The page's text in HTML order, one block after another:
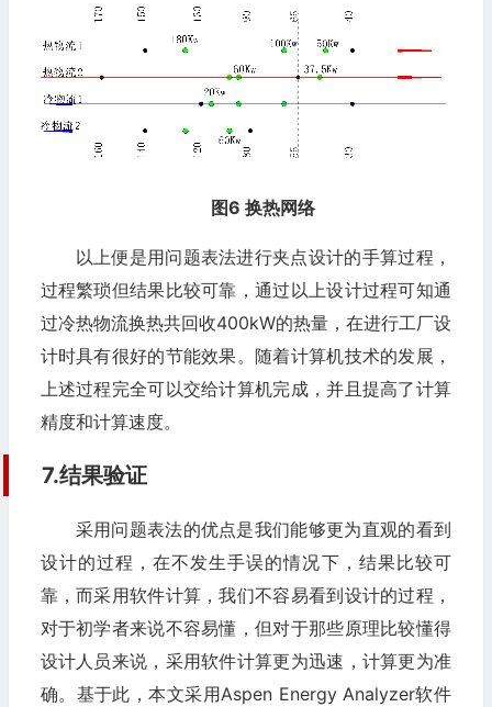
图6 换热网络
以上便是用问题表法进行夹点设计的手算过程，
过程繁琐但结果比较可靠，通过以上设计过程可知通
过冷热物流换热共回收400kW的热量，在进行工厂设
计时具有很好的节能效果。随着计算机技术的发展，
上述过程完全可以交给计算机完成，并且提高了计算
精度和计算速度。
7.结果验证
采用问题表法的优点是我们能够更为直观的看到
设计的过程，在不发生手误的情况下，结果比较可
靠，而采用软件计算，我们不容易看到设计的过程，
对于初学者来说不容易懂，但对于那些原理比较懂得
设计人员来说，采用软件计算更为迅速，计算更为准
确。基于此，本文采用Aspen Energy Analyzer软件